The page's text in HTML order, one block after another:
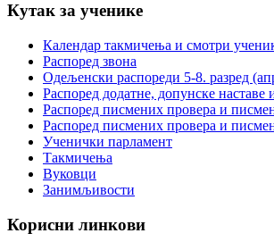
Кутак за ученике
Календар такмичења и смотри
Распоред звона
Одељенски распореди 5-8. разред
Распоред додатне, допунске
Распоред писмених провера и
Распоред писмених провера и
Ученички парламент
Такмичења
Вуковци
Занимљивости
Корисни линкови